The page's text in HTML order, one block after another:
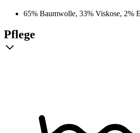
65% Baumwolle, 33% Viskose, 2%
Pflege